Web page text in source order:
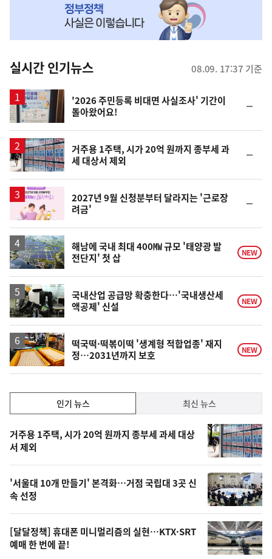
뉴
스
실시간 인기뉴스 08.09. 17:37 기준
'2026 주민등록 비대면 사실조사' 기간이
돌아왔어요!
일
거주용 1주택, 시가 20억 원까지 종부세 과
세 대상서 제외
일
2027년 9월 신청분부터 달라지는 '근로장
려금'
일
해남에 국내 최대 400㎿ 규모 '태양광 발
전단지' 첫 삽
NEW
국내산업 공급망 확충한다…'국내생산세
액공제' 신설
NEW
떡국떡·떡볶이떡 '생계형 적합업종' 재지
정…2031년까지 보호
NEW
기,
최
신,
오
늘
의
영
상
인기 뉴스 최신 뉴스
기
뉴
스
거주용 1주택, 시가 20억 원까지 종부세 과세 대상
서 제외
'서울대 10개 만들기' 본격화…거점 국립대 3곳 신
속 선정
[달달정책] 휴대폰 미니멀리즘의 실현…KTX·SRT
예매 한 번에 끝!